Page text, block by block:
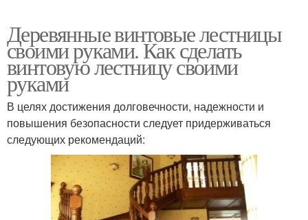
Деревянные винтовые лестницы
своими руками. Как сделать
винтовую лестницу своими
руками
В целях достижения долговечности, надежности и
повышения безопасности следует придерживаться
следующих рекомендаций: